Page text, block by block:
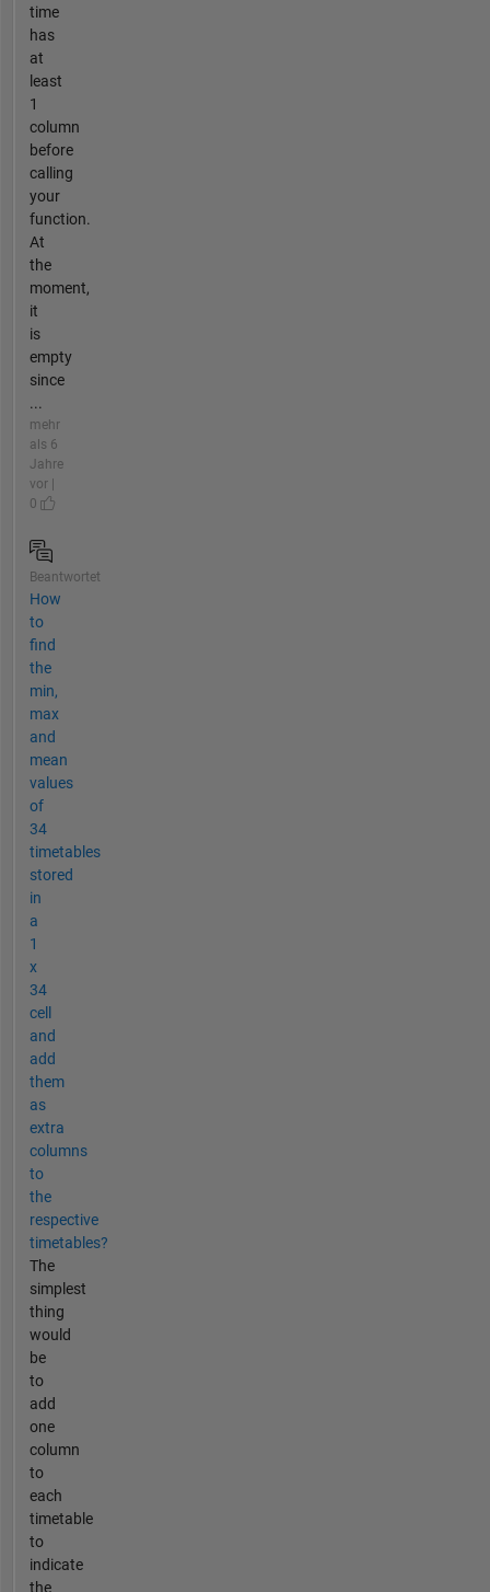
time
has
at
least
1
column
before
calling
your
function.
At
the
moment,
it
is
empty
since
...
mehr
als 6
Jahre
vor |
0
Beantwortet
How
to
find
the
min,
max
and
mean
values
of
34
timetables
stored
in
a
1
x
34
cell
and
add
them
as
extra
columns
to
the
respective
timetables?
The
simplest
thing
would
be
to
add
one
column
to
each
timetable
to
indicate
the